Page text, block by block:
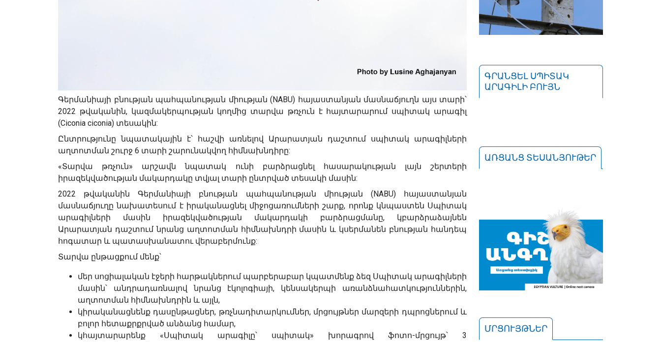
Գերմանիայի բնության պահպանության միության (NABU) հայաստանյան մասնաճյուղն այս տարի՝
2022 թվականին, կազմակերպության կողմից տարվա թռչուն է հայտարարում սպիտակ արագիլ
(Ciconia ciconia) տեսակին:
Ընտրությունը նպատակային է՝ հաշվի առնելով Արարատյան դաշտում սպիտակ արագիլների
աղտոտման շուրջ 6 տարի շարունակվող հիմնախնդիրը:
«Տարվա թռչուն» արշավն նպատակ ունի բարձրացնել հասարակության լայն շերտերի
իրազեկվածության մակարդակը տվյալ տարի ընտրված տեսակի մասին:
2022 թվականին Գերմանիայի բնության պահպանության միության (NABU) հայաստանյան
մասնաճյուղը նախատեսում է իրականացնել միջոցառումների շարք, որոնք կնպաստեն Սպիտակ
արագիլների մասին իրազեկվածության մակարդակի բարձրացմանը, կբարձրաձայնեն
Արարատյան դաշտում նրանց աղտոտման հիմնախնդրի մասին և կսերմանեն բնության հանդեպ
հոգատար և պատասխանատու վերաբերմունք:
Տարվա ընթացքում մենք՝
մեր սոցիալական էջերի հարթակներում պարբերաբար կպատմենք ձեզ Սպիտակ արագիլների
մասին՝ անդրադառնալով նրանց էկոլոգիայի, կենսակերպի առանձնահատկություններին,
աղտոտման հիմնախնդրին և այլն,
կիրականացնենք դասընթացներ, թռչնադիտարկումներ, մրցույթներ մարզերի դպրոցներում և
բոլոր հետաքրքրված անձանց համար,
կհայտարարենք «Սպիտակ արագիլը՝ սպիտակ» խորագրով ֆոտո-մրցույթ՝ 3
ԳՐԱՆՑԵԼ ՍՊԻՏԱԿ
ԱՐԱԳԻԼԻ ԲՈՒՅՆ
ԱՌՑԱՆՑ ՏԵՍԱՆՅՈՒԹԵՐ
ՄՐՑՈՒՅԹՆԵՐ